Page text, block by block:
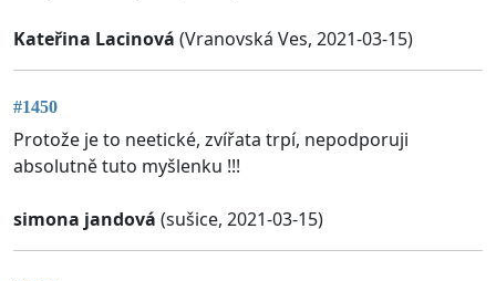
Kateřina Lacinová (Vranovská Ves, 2021-03-15)
#1450
Protože je to neetické, zvířata trpí, nepodporuji
absolutně tuto myšlenku !!!
simona jandová (sušice, 2021-03-15)